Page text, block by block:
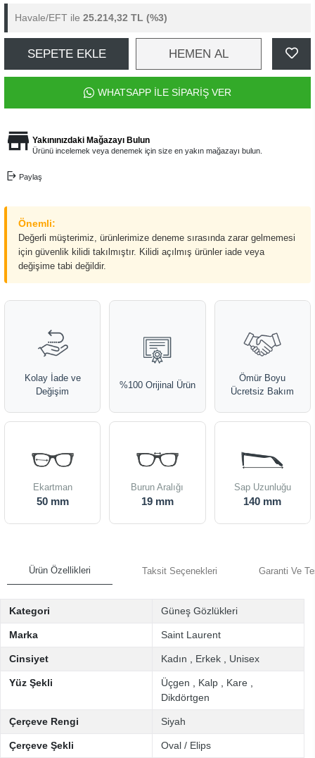
Havale/EFT ile 25.214,32 TL (%3)
SEPETE EKLE HEMEN AL
WHATSAPP İLE SİPARİŞ VER
Yakınınızdaki Mağazayı Bulun
Ürünü incelemek veya denemek için size en yakın mağazayı bulun.
Paylaş
Önemli:
Değerli müşterimiz, ürünlerimize deneme sırasında zarar gelmemesi
için güvenlik kilidi takılmıştır. Kilidi açılmış ürünler iade veya
değişime tabi değildir.
Kolay İade ve
Değişim
%100 Orijinal Ürün
Ömür Boyu
Ücretsiz Bakım
Ekartman
50 mm
Burun Aralığı
19 mm
Sap Uzunluğu
140 mm
Ürün Özellikleri Taksit Seçenekleri Garanti Ve
Kategori Güneş Gözlükleri
Marka Saint Laurent
Cinsiyet Kadın Erkek Unisex
Yüz Şekli Üçgen Kalp Kare
Dikdörtgen
Çerçeve Rengi Siyah
Çerçeve Şekli Oval / Elips